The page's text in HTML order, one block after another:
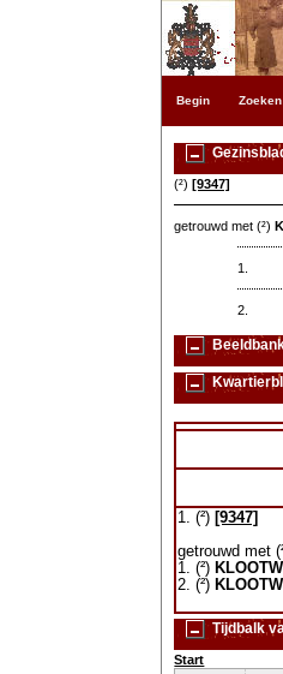
Begin Zoeken
(²)[9347]
getrouwd met (²)
1.
2.
1. (²) [9347]
getrouwd met
1. (²)
2. (²)
Tijdbalk
Start